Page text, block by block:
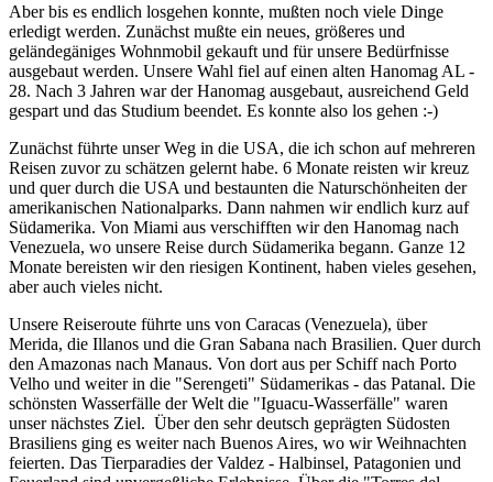
Aber bis es endlich losgehen konnte, mußten noch viele Dinge
erledigt werden. Zunächst mußte ein neues, größeres und
geländegäniges Wohnmobil gekauft und für unsere Bedürfnisse
ausgebaut werden. Unsere Wahl fiel auf einen alten Hanomag AL -
28. Nach 3 Jahren war der Hanomag ausgebaut, ausreichend Geld
gespart und das Studium beendet. Es konnte also los gehen :-)
Zunächst führte unser Weg in die USA, die ich schon auf mehreren
Reisen zuvor zu schätzen gelernt habe. 6 Monate reisten wir kreuz
und quer durch die USA und bestaunten die Naturschönheiten der
amerikanischen Nationalparks. Dann nahmen wir endlich kurz auf
Südamerika. Von Miami aus verschifften wir den Hanomag nach
Venezuela, wo unsere Reise durch Südamerika begann. Ganze 12
Monate bereisten wir den riesigen Kontinent, haben vieles gesehen,
aber auch vieles nicht.
Unsere Reiseroute führte uns von Caracas (Venezuela), über
Merida, die Illanos und die Gran Sabana nach Brasilien. Quer durch
den Amazonas nach Manaus. Von dort aus per Schiff nach Porto
Velho und weiter in die "Serengeti" Südamerikas - das Patanal. Die
schönsten Wasserfälle der Welt die "Iguacu-Wasserfälle" waren
unser nächstes Ziel. Über den sehr deutsch geprägten Südosten
Brasiliens ging es weiter nach Buenos Aires, wo wir Weihnachten
feierten. Das Tierparadies der Valdez - Halbinsel, Patagonien und